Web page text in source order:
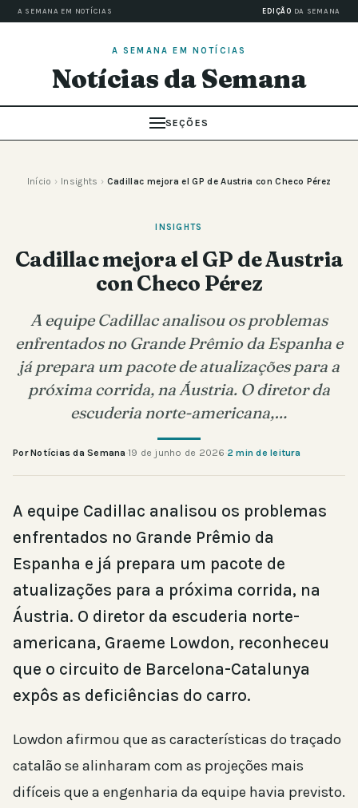
A SEMANA EM NOTÍCIAS EDIÇÃO DA SEMANA
A SEMANA EM NOTÍCIAS
Notícias da Semana
SEÇÕES
Início › Insights › Cadillac mejora el GP de Austria con Checo Pérez
INSIGHTS
Cadillac mejora el GP de Austria
con Checo Pérez
A equipe Cadillac analisou os problemas
enfrentados no Grande Prêmio da Espanha e
já prepara um pacote de atualizações para a
próxima corrida, na Áustria. O diretor da
escuderia norte-americana,…
Por Notícias da Semana·19 de junho de 2026·2 min de leitura
A equipe Cadillac analisou os problemas
enfrentados no Grande Prêmio da
Espanha e já prepara um pacote de
atualizações para a próxima corrida, na
Áustria. O diretor da escuderia norte-
americana, Graeme Lowdon, reconheceu
que o circuito de Barcelona-Catalunya
expôs as deficiências do carro.
Lowdon afirmou que as características do traçado
catalão se alinharam com as projeções mais
difíceis que a engenharia da equipe havia previsto.